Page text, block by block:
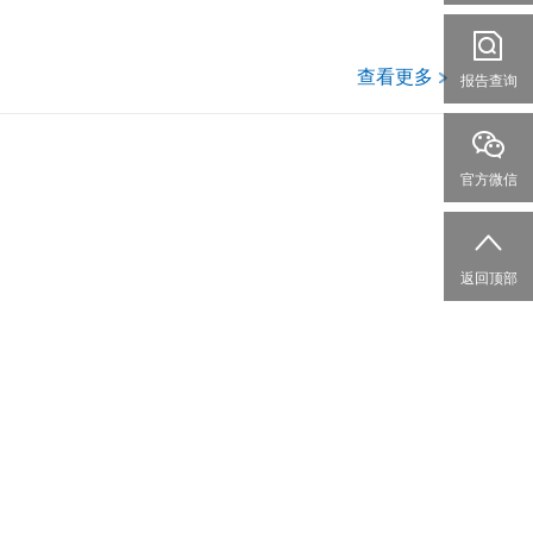
查看更多 报告查询
官方微信
返回顶部